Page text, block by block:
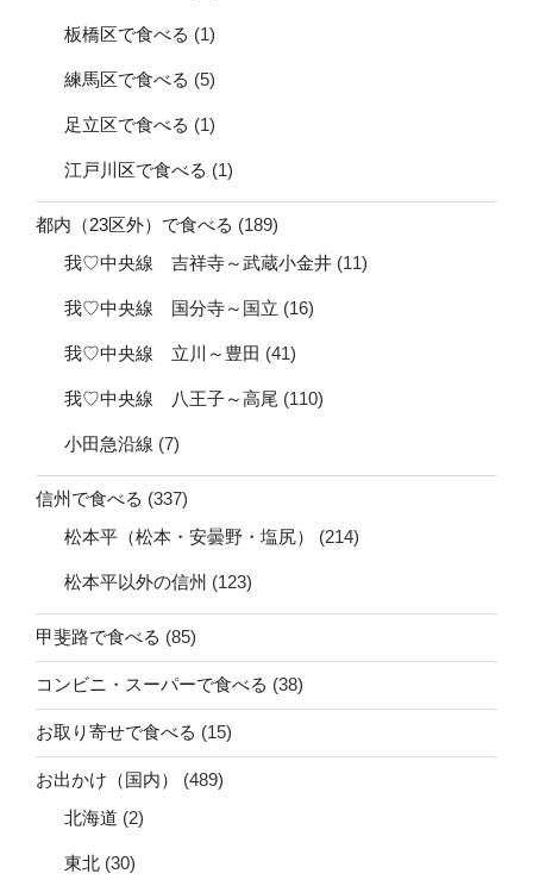
板橋区で食べる (1)
練馬区で食べる (5)
足立区で食べる (1)
江戸川区で食べる (1)
都内（23区外）で食べる (189)
我♡中央線 吉祥寺～武蔵小金井 (11)
我♡中央線 国分寺～国立 (16)
我♡中央線 立川～豊田 (41)
我♡中央線 八王子～高尾 (110)
小田急沿線 (7)
信州で食べる (337)
松本平（松本・安曇野・塩尻）
(214)
松本平以外の信州 (123)
甲斐路で食べる (85)
コンビニ・スーパーで食べる (38)
お取り寄せで食べる (15)
お出かけ（国内）
(489)
北海道 (2)
東北 (30)